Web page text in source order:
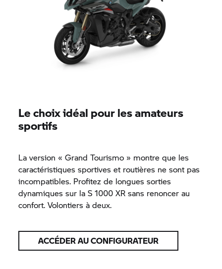
Le choix idéal pour les amateurs
sportifs
La version « Grand Tourismo » montre que les
caractéristiques sportives et routières ne sont pas
incompatibles. Profitez de longues sorties
dynamiques sur laS 1000 XR sans renoncer au
confort. Volontiers à deux.
ACCÉDER AU CONFIGURATEUR